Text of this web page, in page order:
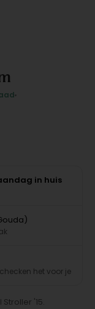
in huis
checken het voor je
'15.